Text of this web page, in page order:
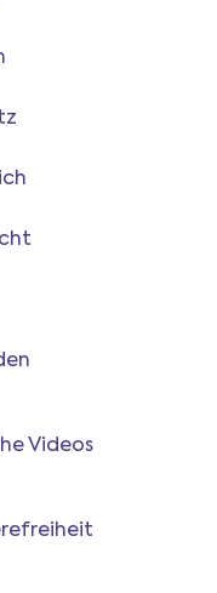
Videos